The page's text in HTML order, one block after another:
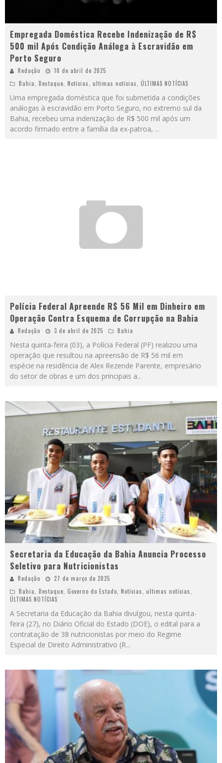
Empregada Doméstica Recebe Indenização de R$
500 mil Após Condição Análoga à Escravidão em
Porto Seguro
Redação
10 de abril de 2025
Bahia
Destaque Notícias ultimas notícias ÚLTIMAS NOTÍCIAS
Uma empregada doméstica que foi submetida a condições
análogas à escravidão em Porto Seguro, no extremo sul da
Bahia, recebeu uma indenização de R$ 500 mil após um
acordo firmado entre a família da ex-patroa, ...
Polícia Federal Apreende R$ 56 Mil em Dinheiro em
Operação Contra Esquema de Corrupção na Bahia
Redação 3 de abril de 2025 Bahia
Nesta quinta-feira (03), a Polícia Federal (PF) realizou uma
operação que resultou na apreensão de R$ 56 mil em
espécie na residência de Alex Rezende Parente, empresário
do setor de obras e um dos principais a...
Secretaria da Educação da Bahia Anuncia Processo
Seletivo para Nutricionistas
Redação
27 de março de 2025
Bahia
Destaque Governo do Estado Notícias ultimas notícias
ÚLTIMAS NOTÍCIAS
A Secretaria da Educação da Bahia divulgou, nesta quinta-
feira (27), no Diário Oficial do Estado (DOE), o edital para a
contratação de 38 nutricionistas por meio do Regime
Especial de Direito Administrativo (R...